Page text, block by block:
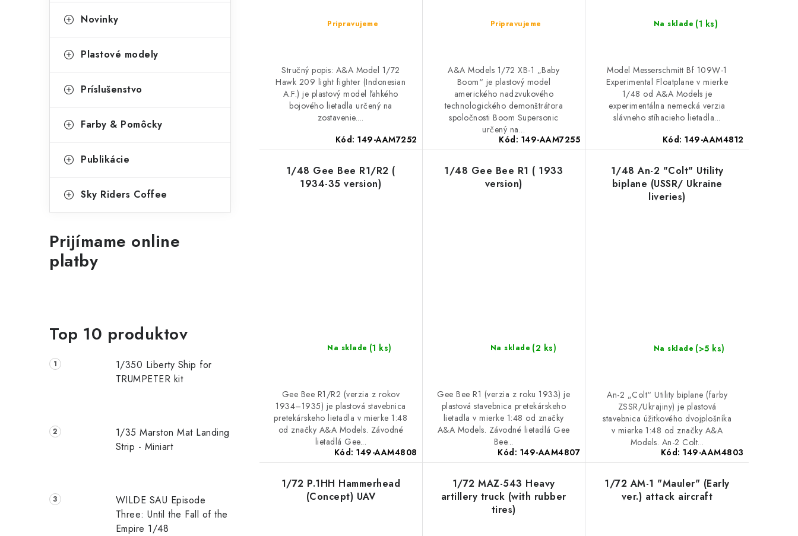
ó
i
Novinky
Plastové modely
Príslušenstvo
Farby & Pomôcky
Publikácie
Sky Riders Coffee
Prijímame online
platby
Top 10 produktov
1/350 Liberty Ship for
TRUMPETER kit
1/35 Marston Mat Landing
Strip - Miniart
WILDE SAU Episode
Three: Until the Fall of the
Empire 1/48
d
k
t
o
v
Pripravujeme
Stručný popis: A&A Model 1/72
Hawk 209 light fighter (Indonesian
A.F.) je plastový model ľahkého
bojového lietadla určený na
zostavenie....
Kód:149-AAM7252
Pripravujeme
A&A Models 1/72 XB-1 „Baby
Boom“ je plastový model
amerického nadzvukového
technologického demonštrátora
spoločnosti Boom Supersonic
určený na...
Kód: 149-AAM7255
Na sklade (1 ks)
Model Messerschmitt Bf 109W-1
Experimental Floatplane v mierke
1/48 od A&A Models je
experimentálna nemecká verzia
slávneho stíhacieho lietadla...
Kód:149-AAM4812
1/48 Gee Bee R1/R2 (
1934-35 version)
Na sklade (1 ks)
Gee Bee R1/R2 (verzia z rokov
1934–1935) je plastová stavebnica
pretekárskeho lietadla v mierke 1:48
od značky A&A Models. Závodné
lietadlá Gee...
Kód:149-AAM4808
1/48 Gee Bee R1 ( 1933
version)
Na sklade (2 ks)
Gee Bee R1 (verzia z roku 1933) je
plastová stavebnica pretekárskeho
lietadla v mierke 1:48 od značky
A&A Models. Závodné lietadlá Gee
Bee...
Kód: 149-AAM4807
1/48 An-2 "Colt" Utility
biplane (USSR/ Ukraine
liveries)
Na sklade (>5 ks)
An-2 „Colt“ Utility biplane (farby
ZSSR/Ukrajiny) je plastová
stavebnica úžitkového dvojplošníka
v mierke 1:48 od značky A&A
Models. An-2 Colt...
Kód:149-AAM4803
1/72 P.1HH Hammerhead
(Concept) UAV
1/72 MAZ-543 Heavy
artillery truck (with rubber
tires)
1/72 AM-1 "Mauler" (Early
ver.) attack aircraft